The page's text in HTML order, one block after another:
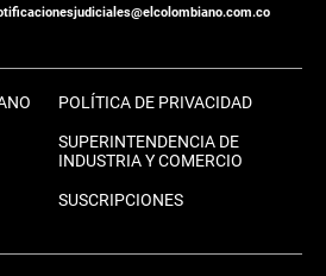
POLÍTICA DE PRIVACIDAD
SUPERINTENDENCIA DE
INDUSTRIA Y COMERCIO
SUSCRIPCIONES